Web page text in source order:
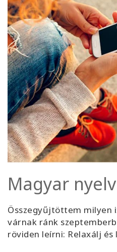
Magyar
Összegyűjtöttem milyen
várnak ránk
röviden leírni: Relaxálj és